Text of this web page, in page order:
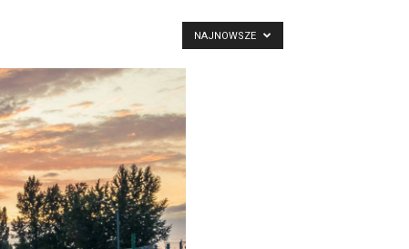
NAJNOWSZE